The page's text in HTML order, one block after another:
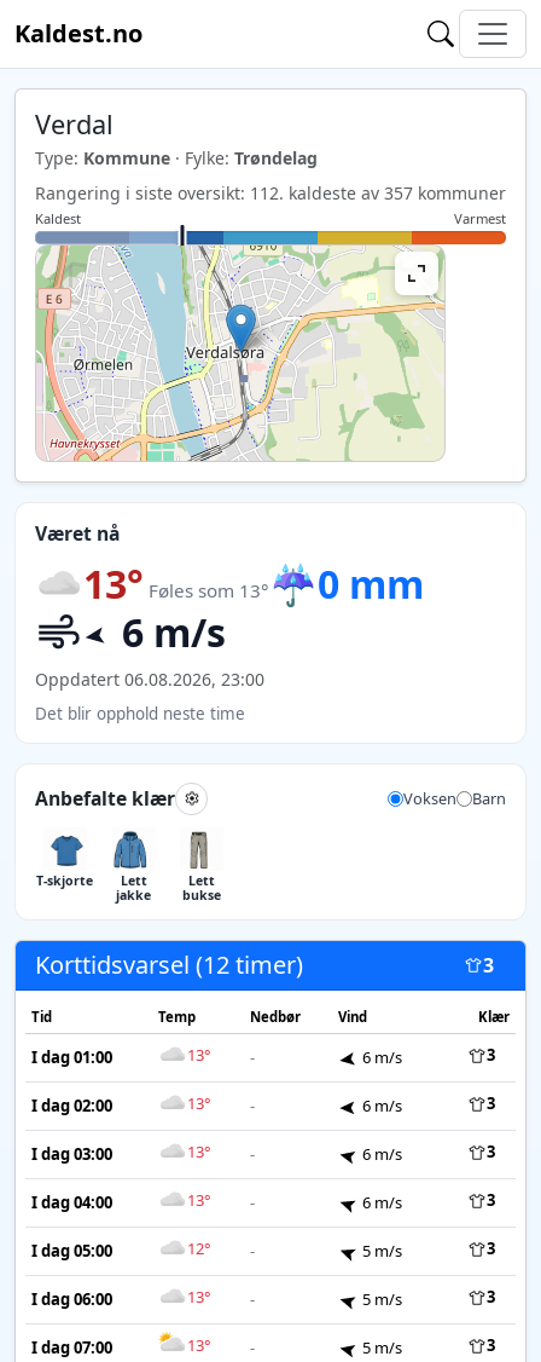
Kaldest.no
Verdal
Type: Kommune · Fylke: Trøndelag
Rangering i siste oversikt: 112. kaldeste av 357 kommuner
Kaldest Varmest
Været nå
13° Føles som 13° ☔0 mm
6 m/s
Oppdatert 06.08.2026, 23:00
Det blir opphold neste time
Anbefalte klær Voksen Barn
T-skjorte
Lett
jakke
Lett
bukse
Korttidsvarsel (12 timer) 3
Tid Temp Nedbør Vind Klær
I dag 01:00 13° - 6 m/s 3
I dag 02:00 13° - 6 m/s 3
I dag 03:00 13° - 6 m/s 3
I dag 04:00 13° - 6 m/s 3
I dag 05:00 12° - 5 m/s 3
I dag 06:00 13° - 5 m/s 3
I dag 07:00 13° - 5 m/s 3